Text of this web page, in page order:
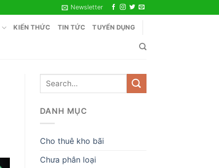
Newsletter
KIẾN THỨC TIN TỨC TUYỂN DỤNG
DANH MỤC
Cho thuê kho bãi
Chưa phân loại